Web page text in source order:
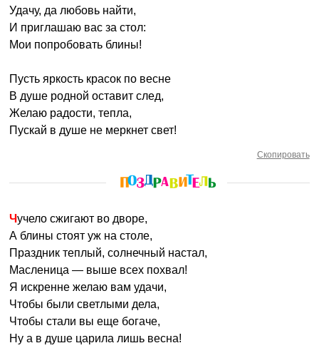
Удачу, да любовь найти,
И приглашаю вас за стол:
Мои попробовать блины!
Пусть яркость красок по весне
В душе родной оставит след,
Желаю радости, тепла,
Пускай в душе не меркнет свет!
Скопировать
Чучело сжигают во дворе,
А блины стоят уж на столе,
Праздник теплый, солнечный настал,
Масленица — выше всех похвал!
Я искренне желаю вам удачи,
Чтобы были светлыми дела,
Чтобы стали вы еще богаче,
Ну а в душе царила лишь весна!